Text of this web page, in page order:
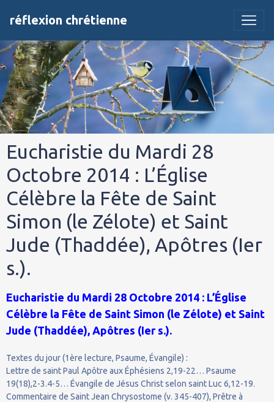
réflexion chrétienne
Eucharistie du Mardi 28
Octobre 2014 : L’Église
Célèbre la Fête de Saint
Simon (le Zélote) et Saint
Jude (Thaddée), Apôtres (Ier
s.).
Eucharistie du Mardi 28 Octobre 2014 : L’Église
Célèbre la Fête de Saint Simon (le Zélote) et Saint
Jude (Thaddée), Apôtres (Ier s.).
Textes du jour (1ère lecture, Psaume, Évangile) :
Lettre de saint Paul Apôtre aux Éphésiens 2,19-22… Psaume
19(18),2-3.4-5… Évangile de Jésus Christ selon saint Luc 6,12-19.
Commentaire de Saint Jean Chrysostome (v. 345-407), Prêtre à